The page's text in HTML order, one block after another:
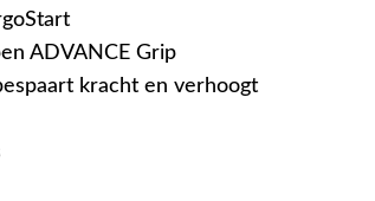
ADVANCE Grip
kracht en verhoogt